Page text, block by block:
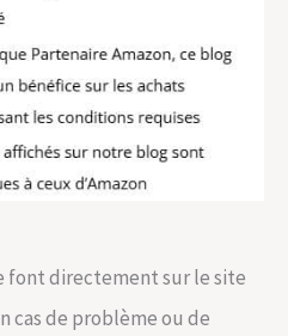
font directement sur le site
cas de problème ou de